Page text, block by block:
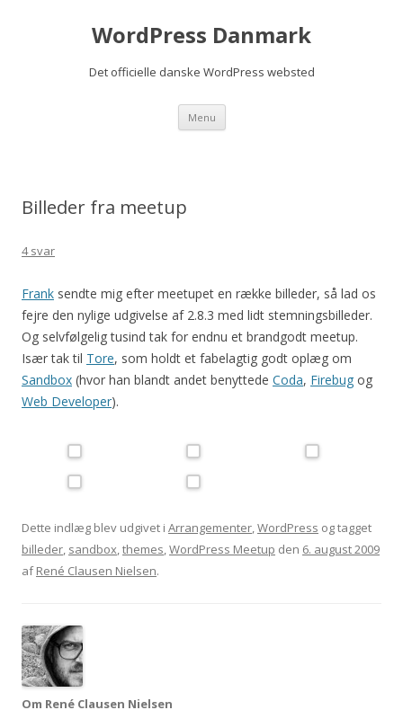
WordPress Danmark
Det officielle danske WordPress websted
Menu Videre til indhold
Billeder fra meetup
4 svar
Frank sendte mig efter meetupet en række billeder, så lad os
fejre den nylige udgivelse af 2.8.3 med lidt stemningsbilleder.
Og selvfølgelig tusind tak for endnu et brandgodt meetup.
Især tak til Tore, som holdt et fabelagtig godt oplæg om
Sandbox (hvor han blandt andet benyttede Coda, Firebug og
Web Developer).
Dette indlæg blev udgivet i Arrangementer,WordPress og tagget
billeder, sandbox,themes,WordPress Meetup den 6. august 2009
afRené Clausen Nielsen.
Om René Clausen Nielsen